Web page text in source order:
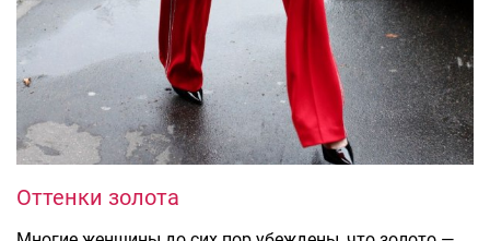
Оттенки золота